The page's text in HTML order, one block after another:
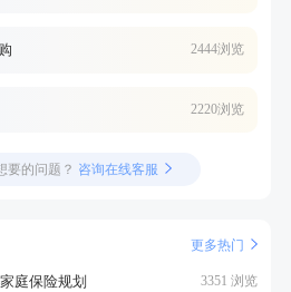
2444浏览
2220浏览
要的问题？ 咨询在线客服
更多热门
庭保险规划 3351 浏览